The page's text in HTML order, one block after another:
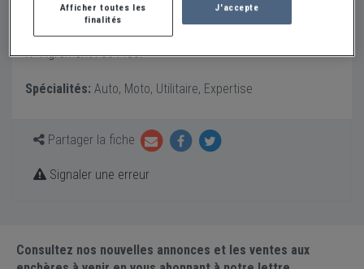
(retro, collection, youngtimer), de prestige et de sport.
Expertise, estimation, conseil et suivi de restauration.
N° Agrément : 004480.
Spécialités: Auto, Moto, Utilitaire, Expertise
Partager la fiche
Signaler une erreur
Consultez nos nouvelles annonces et les ventes aux
Afficher toutes les
finalités
J'accepte